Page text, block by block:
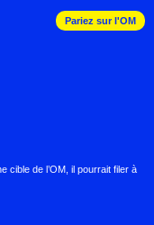
Pariez sur l'OM
cible de l’OM, il pourrait filer à